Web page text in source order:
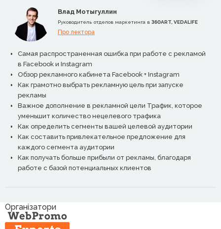
Влад Мотыгуллин
Руководитель отделов маркетинга в 360ART, VEDALIFE
Про лектора
Самая распространенная ошибка при работе с рекламой
в Facebook и Instagram
Обзор рекламного кабинета Facebook + Instagram
Как грамотно выбрать рекламную цель при запуске
рекламы
Важное дополнение в рекламной цели Трафик, которое
уменьшит количество нецелевого трафика
Как определить сегменты вашей целевой аудитории
Как составить привлекательное предложение для
каждого сегмента аудитории
Как получать больше прибыли от рекламы, благодаря
работе с базой потенциальных клиентов
Організатори